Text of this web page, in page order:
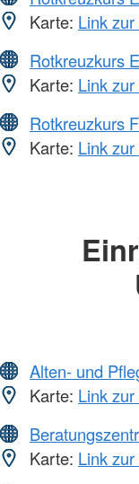
Karte: Link
Rotkreuzkurs
Karte: Link
Rotkreuzkurs
Karte: Link
Alten- und
Karte: Link
Karte: Link